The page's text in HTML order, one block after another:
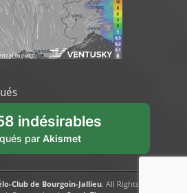
indésirables
par Akismet
Club de Bourgoin-Jallieu. All Rights